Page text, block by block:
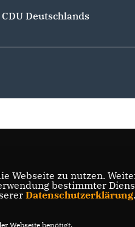
CDU Deutschlands
Webseite zu nutzen.
bestimmter
Datenschutzerklärung.
Webseite benötigt.